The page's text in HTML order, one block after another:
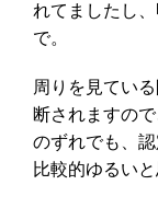
れてましたし
で。
周りを見てい
断されますの
のずれでも、
比較的ゆるいと